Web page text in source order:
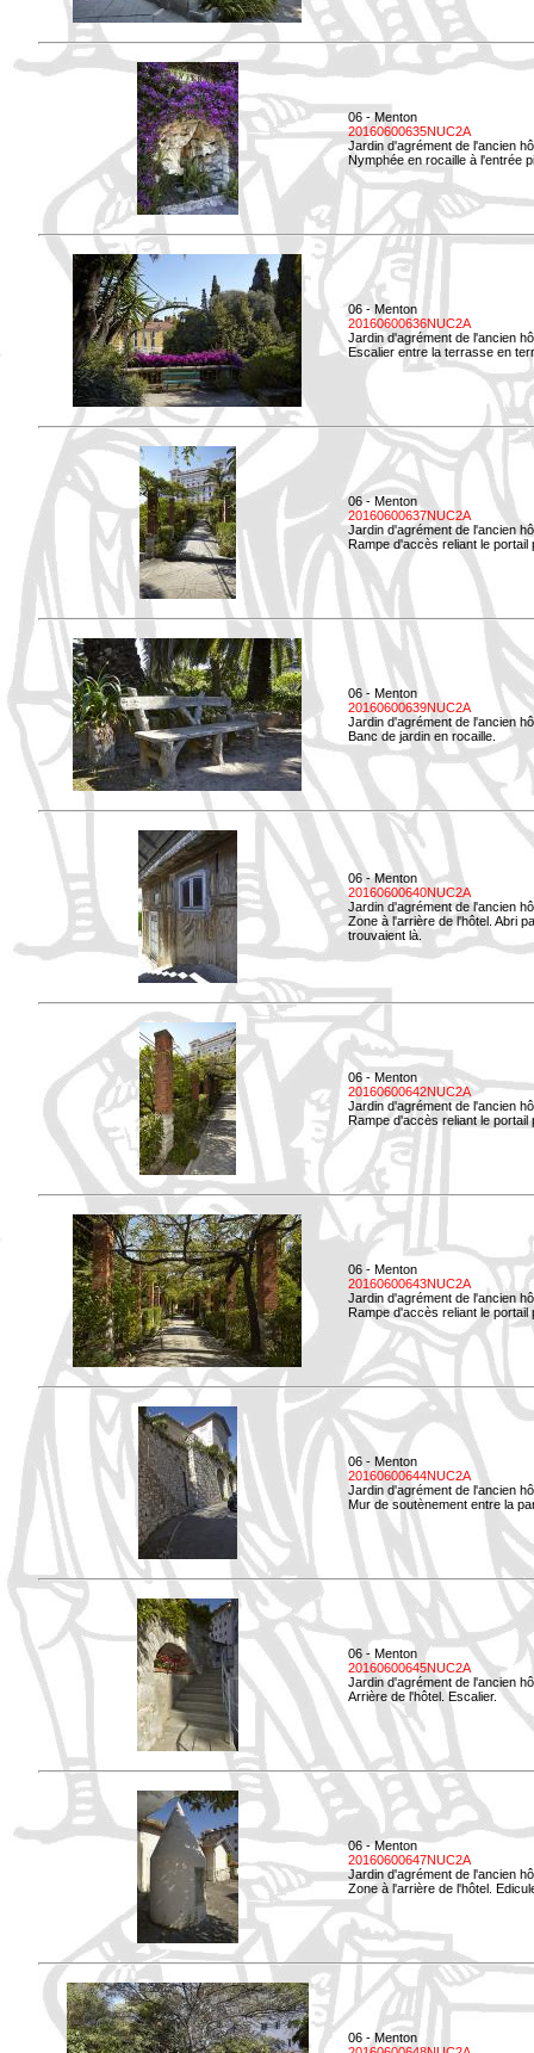
06 - Menton
20160600635NUC2A
Jardin d'agrément de l'ancien
Nymphée en rocaille à l'entrée
06 - Menton
20160600636NUC2A
Jardin d'agrément de l'ancien
Escalier entre la terrasse en
06 - Menton
20160600637NUC2A
Jardin d'agrément de l'ancien
Rampe d'accès reliant le portail
06 - Menton
20160600639NUC2A
Jardin d'agrément de l'ancien
Banc de jardin en rocaille.
06 - Menton
20160600640NUC2A
Jardin d'agrément de l'ancien
Zone à l'arrière de l'hôtel. Abri
trouvaient là.
06 - Menton
20160600642NUC2A
Jardin d'agrément de l'ancien
Rampe d'accès reliant le portail
06 - Menton
20160600643NUC2A
Jardin d'agrément de l'ancien
Rampe d'accès reliant le
06 - Menton
20160600644NUC2A
Jardin d'agrément de l'ancien
Mur de soutènement entre la
06 - Menton
20160600645NUC2A
Jardin d'agrément de l'ancien
Arrière de l'hôtel. Escalier.
06 - Menton
20160600647NUC2A
Jardin d'agrément de l'ancien
Zone à l'arrière de l'hôtel.
06 - Menton